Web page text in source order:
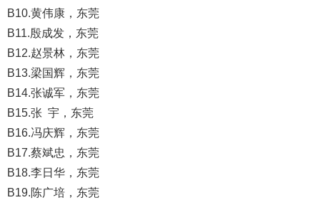
B10.黄伟康，东莞
B11.殷成发，东莞
B12.赵景林，东莞
B13.梁国辉，东莞
B14.张诚军，东莞
B15.张 宇，东莞
B16.冯庆辉，东莞
B17.蔡斌忠，东莞
B18.李日华，东莞
B19.陈广培，东莞